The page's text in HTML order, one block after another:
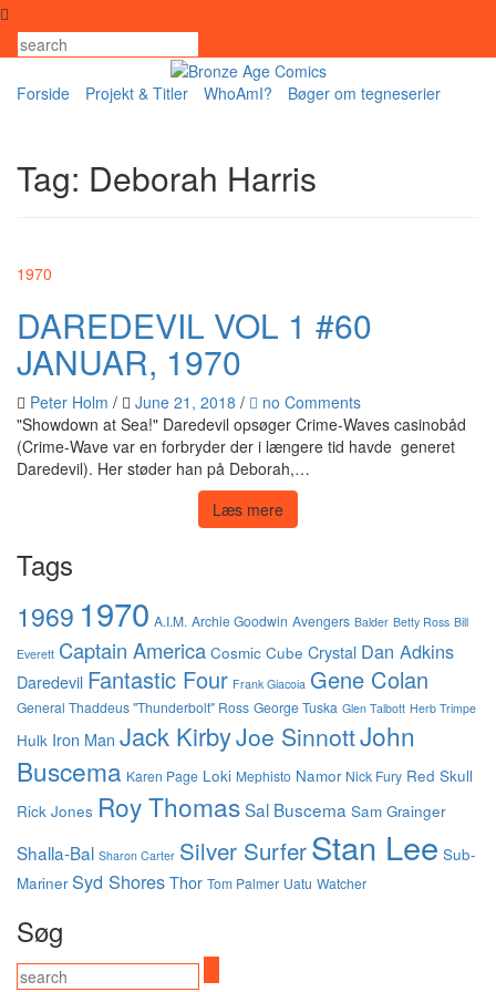
Skip
content
Forside
Projekt & Titler WhoAmI? Bøger om tegneserier
Tag: Deborah Harris
1970
DAREDEVIL VOL 1 #60
JANUAR, 1970
Peter Holm / June 21, 2018 /
no Comments
"Showdown at Sea!" Daredevil opsøger Crime-Waves casinobåd
(Crime-Wave var en forbryder der i længere tid havde generet
Daredevil). Her støder han på Deborah,…
Læs mere
Tags
1969 1970 A.I.M. Archie Goodwin Avengers Balder Betty Ross Bill
Everett Captain America Cosmic Cube Crystal Dan Adkins
Daredevil Fantastic Four Frank Giacoia Gene Colan
General Thaddeus "Thunderbolt" Ross George Tuska Glen Talbott Herb Trimpe
Hulk Iron Man Jack KirbyJoe SinnottJohn
Buscema Karen Page Loki Mephisto Namor Nick Fury Red Skull
Rick Jones Roy ThomasSal Buscema Sam Grainger
Shalla-Bal Sharon Carter Silver SurferStan Lee Sub-
Mariner Syd ShoresThor Tom Palmer Uatu Watcher
Søg